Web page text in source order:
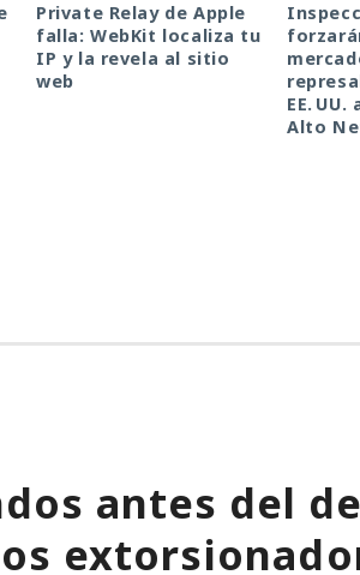
Private Relay de Apple
falla: WebKit localiza tu
IP y la revela al sitio
web
EE.
Alto
antes del